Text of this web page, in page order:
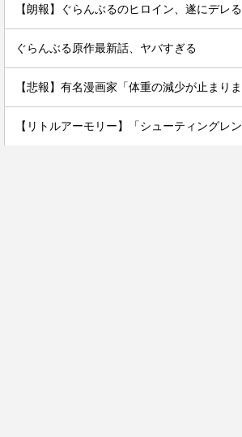
【朗報】ぐらんぶるのヒロイン、遂にデレ
ぐらんぶる原作最新話、ヤバすぎる